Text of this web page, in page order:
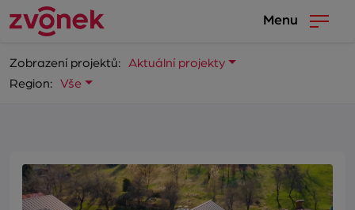
Menu
Zobrazení projektů:
Aktuální projekty
Region:
Vše